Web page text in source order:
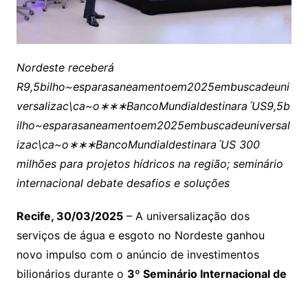
Nordeste receberá
R9,5bilho~esparasaneamentoem2025embuscadeuni
versalizac\ca~o∗∗∗BancoMundialdestinaraˊUS9,5b
ilho~esparasaneamentoem2025embuscadeuniversal
izac\ca~o ∗∗∗BancoMundialdestinara ˊUS300
milhões para projetos hídricos na região; seminário
internacional debate desafios e soluções
Recife, 30/03/2025– A universalização dos
serviços de água e esgoto no Nordeste ganhou
novo impulso com o anúncio de investimentos
bilionários durante o 3º Seminário Internacional de